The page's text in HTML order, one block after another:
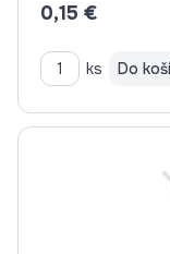
0,15 €
ks Do